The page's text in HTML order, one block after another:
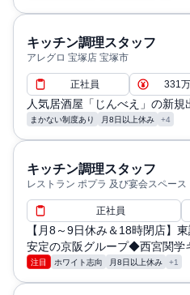
キッチン調理スタッフ
アレグロ 宝塚店 宝塚市
正社員 331
人気居酒屋「じんべえ」の新規
まかない制度あり 月8日以上休み +4
キッチン調理スタッフ
レストラン ポプラ 及び宴会スペース
内） 西宮市
正社員
【月8～9日休み＆18時閉店】
安定の京阪グループ◆西宮関学
であなたのスキルを活かそう！
注目 ホワイト志向 月8日以上休み +1